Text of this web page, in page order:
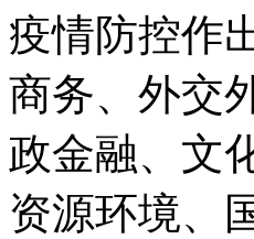
疫情防控作
商务、外交
政金融、文
资源环境、